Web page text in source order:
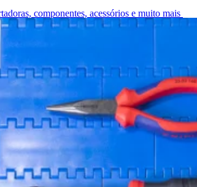
componentes, acessórios e muito mais